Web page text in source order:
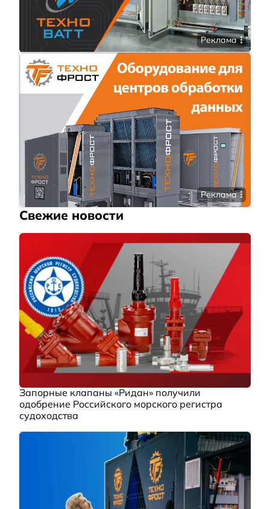
Реклама
Реклама
Свежие новости
Запорные клапаны «Ридан» получили
одобрение Российского морского регистра
судоходства